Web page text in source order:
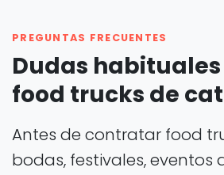
PREGUNTAS FRECUENTES
Dudas
food trucks de
Antes de contratar food
bodas, festivales, eventos